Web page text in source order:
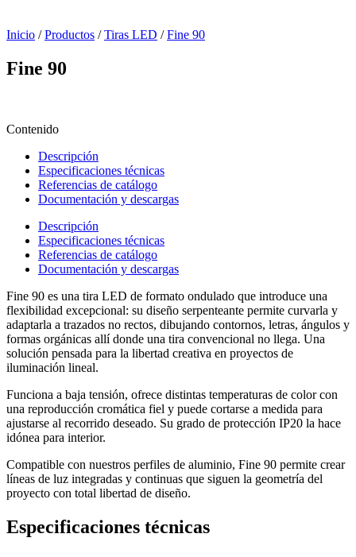
Inicio / Productos / Tiras LED / Fine 90
Fine 90
Contenido
Descripción
Especificaciones técnicas
Referencias de catálogo
Documentación y descargas
Descripción
Especificaciones técnicas
Referencias de catálogo
Documentación y descargas
Fine 90 es una tira LED de formato ondulado que introduce una
flexibilidad excepcional: su diseño serpenteante permite curvarla y
adaptarla a trazados no rectos, dibujando contornos, letras, ángulos y
formas orgánicas allí donde una tira convencional no llega. Una
solución pensada para la libertad creativa en proyectos de
iluminación lineal.
Funciona a baja tensión, ofrece distintas temperaturas de color con
una reproducción cromática fiel y puede cortarse a medida para
ajustarse al recorrido deseado. Su grado de protección IP20 la hace
idónea para interior.
Compatible con nuestros perfiles de aluminio, Fine 90 permite crear
líneas de luz integradas y continuas que siguen la geometría del
proyecto con total libertad de diseño.
Especificaciones técnicas